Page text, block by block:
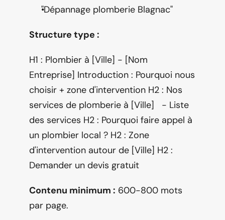
"Dépannage plomberie Blagnac"
Structure type :
H1 : Plombier à [Ville] - [Nom
Entreprise] Introduction : Pourquoi nous
choisir + zone d'intervention H2 : Nos
services de plomberie à [Ville]   - Liste
des services H2 : Pourquoi faire appel à
un plombier local ? H2 : Zone
d'intervention autour de [Ville] H2 :
Demander un devis gratuit
Contenu minimum : 600-800 mots
par page.